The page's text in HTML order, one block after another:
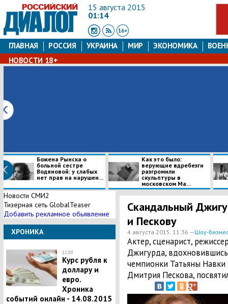
15 августа 2015
01:14
ГЛАВНАЯ РОССИЯ УКРАИНА МИР ЭКОНОМИКА
НОВОСТИ 18+
Божена Рынска о
больной сестре
Водяновой: у слабых
нет прав на нарушен...
Как это было:
верующие вдребезги
разгромили
скульптуры в
московском Ма...
Новости СМИ2
Тизерная сеть GlobalTeaser
Добавить рекламное обьявление
ХРОНИКА
11:00
Курс рубля к
доллару и
евро.
Хроника
событий онлайн - 14.08.2015
Скандальный
и Пескову
4 августа 2015, 11:36 —Шоу-
Актер, сценарист,
Джигурда,
чемпионки Татьяны Навки
Дмитрия Пескова,